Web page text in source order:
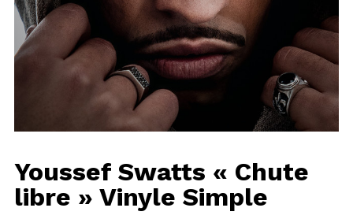
Youssef Swatts « Chute
libre » Vinyle Simple